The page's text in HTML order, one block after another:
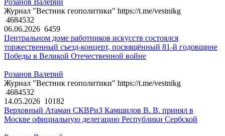
Розанов Валерий
Журнал "Вестник геополитики" https://t.me/vestnikg
4684532
06.06.2026 6459
Центральном доме работников искусств состоялся
торжественный съезд-концерт, посвящённый 81-й годовщине
Победы в Великой Отечественной войне
Розанов Валерий
Журнал "Вестник геополитики" https://t.me/vestnikg
4684532
14.05.2026 10182
Верховный Атаман СКВРиЗ Камшилов В. В. принял в
Москве официальную делегацию Республики Сербской